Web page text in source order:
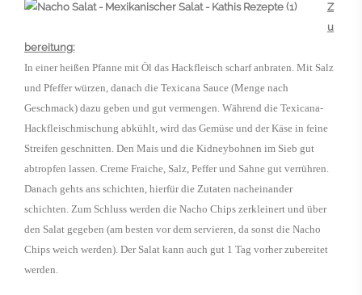
Z
u
bereitung:
In einer heißen Pfanne mit Öl das Hackfleisch scharf anbraten. Mit Salz
und Pfeffer würzen, danach die Texicana Sauce (Menge nach
Geschmack) dazu geben und gut vermengen. Während die Texicana-
Hackfleischmischung abkühlt, wird das Gemüse und der Käse in feine
Streifen geschnitten. Den Mais und die Kidneybohnen im Sieb gut
abtropfen lassen. Creme Fraiche, Salz, Peffer und Sahne gut verrühren.
Danach gehts ans schichten, hierfür die Zutaten nacheinander
schichten. Zum Schluss werden die Nacho Chips zerkleinert und über
den Salat gegeben (am besten vor dem servieren, da sonst die Nacho
Chips weich werden). Der Salat kann auch gut 1 Tag vorher zubereitet
werden.